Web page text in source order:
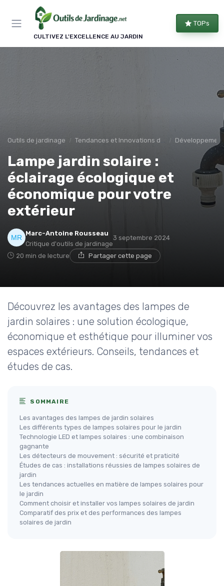
CULTIVEZ L'EXCELLENCE AU JARDIN
TOPs
Outils de jardinage Tendances et Innovations dans les outils de jardinage
Lampe jardin solaire :
éclairage écologique et
économique pour votre
extérieur
Marc-Antoine Rousseau
Critique d'outils de jardinage
3 septembre 2024
20 min de lecture Partager cette page
Découvrez les avantages des lampes de
jardin solaires : une solution écologique,
économique et esthétique pour illuminer vos
espaces extérieurs. Conseils, tendances et
études de cas.
SOMMAIRE
Les avantages des lampes de jardin solaires
Les différents types de lampes solaires pour le jardin
Technologie LED et lampes solaires : une combinaison
gagnante
Les détecteurs de mouvement : sécurité et praticité
Études de cas : installations réussies de lampes solaires de
jardin
Les tendances actuelles en matière de lampes solaires pour
le jardin
Comment choisir et installer vos lampes solaires de jardin
Comparatif des prix et des performances des lampes
solaires de jardin
Panneau de gestion des cookies